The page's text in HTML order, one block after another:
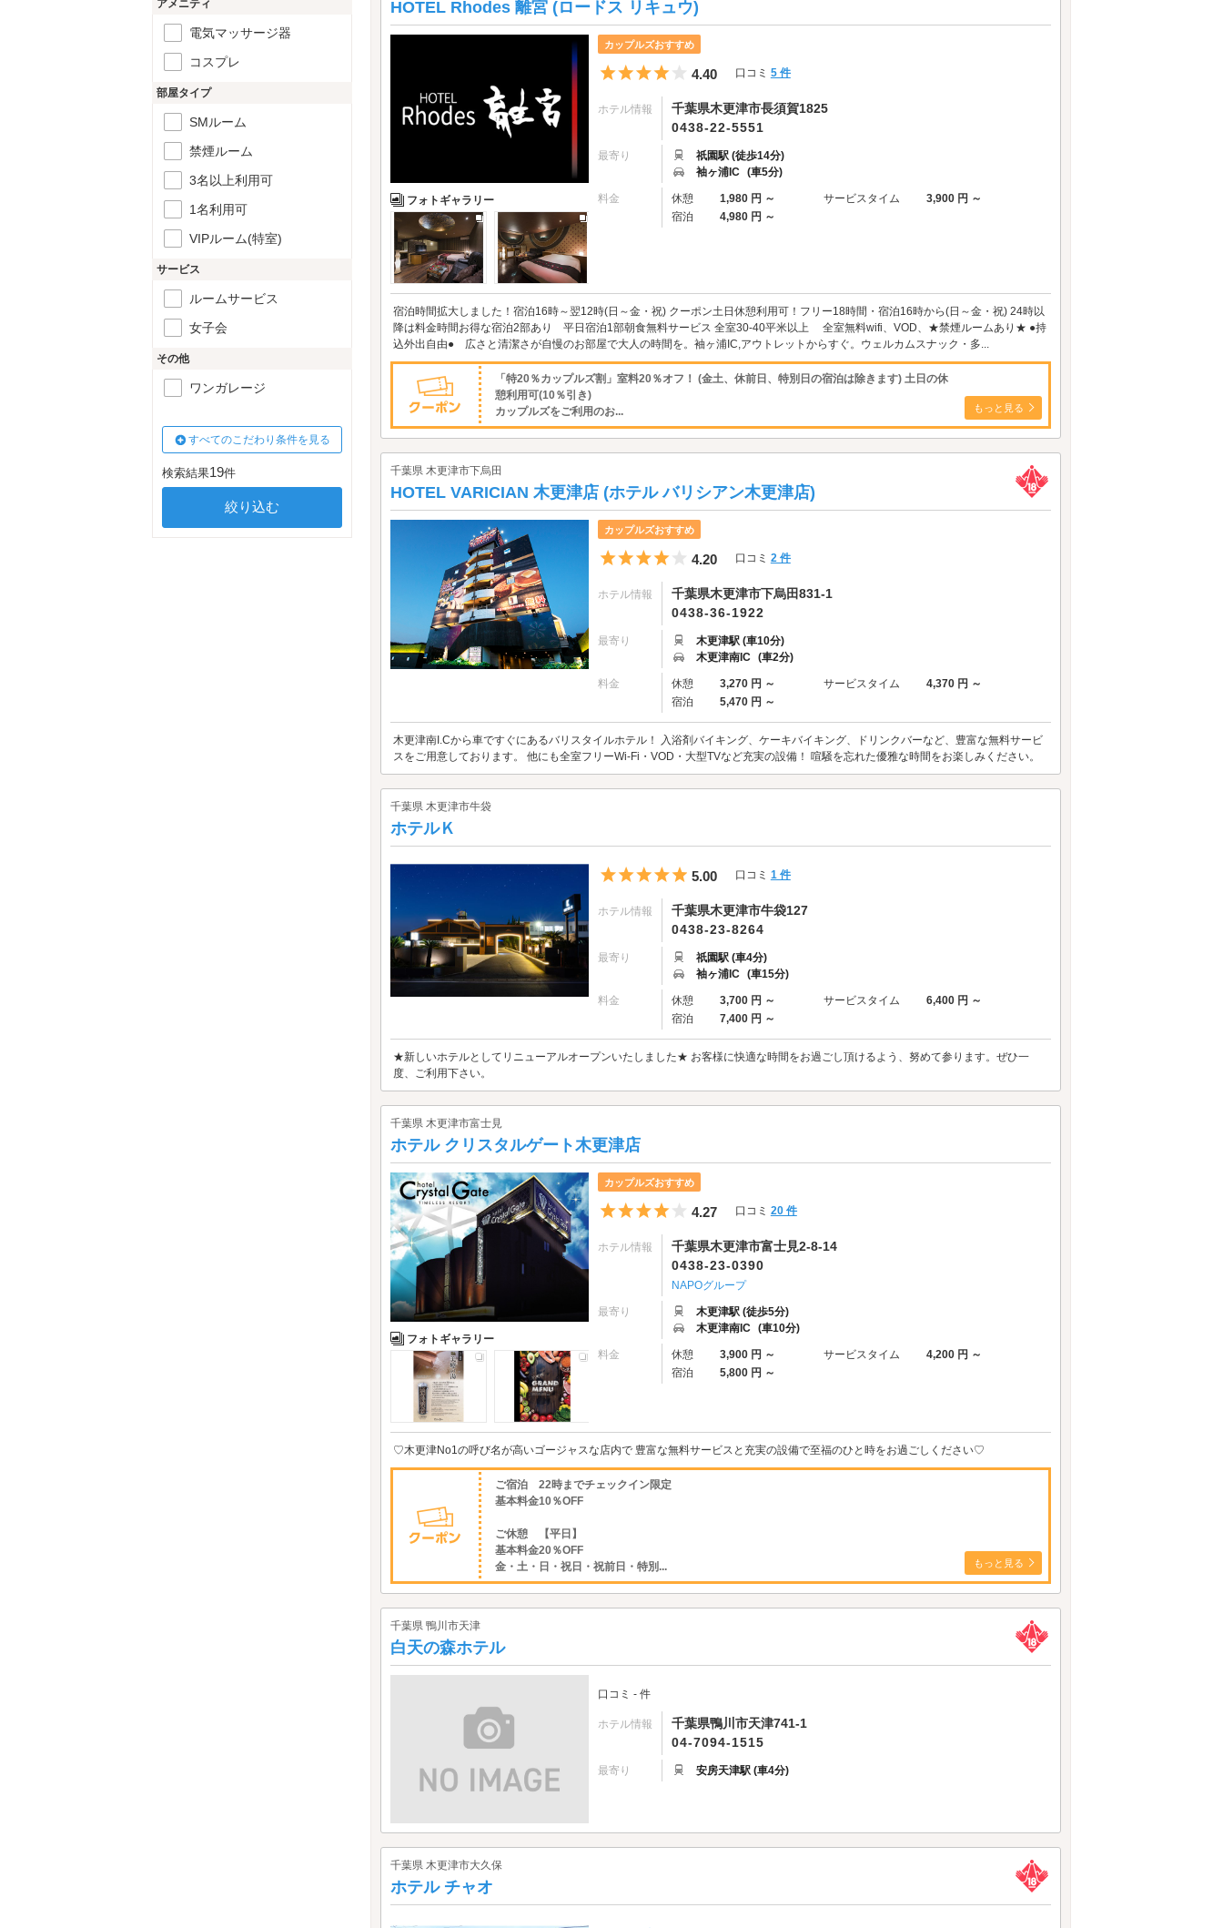
HOTEL Rhodes 離宮 (ロードス リキュウ)
フォトギャラリー
カップルズおすすめ
5つ星のうち4
4.40 口コミ 5 件
ホテル情報
千葉県木更津市長須賀1825
0438-22-5551
最寄り
祇園駅 (徒歩14分)
袖ヶ浦IC (車5分)
料金 休憩 1,980 円 ～ サービスタイム
3,900 円 ～
宿泊
4,980 円 ～
宿泊時間拡大しました！宿泊16時～翌12時(日～金・祝) クーポン土日休憩利用可！フリー18時間・宿泊16時から(日～金・祝) 24時以
降は料金時間お得な宿泊2部あり 平日宿泊1部朝食無料サービス 全室30-40平米以上 全室無料wifi、VOD、★禁煙ルームあり★ ●持
込外出自由● 広さと清潔さが自慢のお部屋で大人の時間を。袖ヶ浦IC,アウトレットからすぐ。ウェルカムスナック・多...
「特20％カップルズ割」室料20％オフ！ (金土、休前日、特別日の宿泊は除きます) 土日の休
憩利用可(10％引き)
カップルズをご利用のお...
もっと見る
千葉県 木更津市下烏田
HOTEL VARICIAN 木更津店 (ホテル バリシアン木更津店)
カップルズおすすめ
5つ星のうち4
4.20 口コミ 2 件
ホテル情報
千葉県木更津市下烏田831-1
0438-36-1922
最寄り
木更津駅 (車10分)
木更津南IC (車2分)
料金 休憩 3,270 円 ～ サービスタイム
4,370 円 ～
宿泊
5,470 円 ～
木更津南I.Cから車ですぐにあるバリスタイルホテル！ 入浴剤バイキング、ケーキバイキング、ドリンクバーなど、豊富な無料サービ
スをご用意しております。 他にも全室フリーWi-Fi・VOD・大型TVなど充実の設備！ 喧騒を忘れた優雅な時間をお楽しみください。
千葉県 木更津市牛袋
ホテルＫ
5つ星のうち5
5.00 口コミ 1 件
ホテル情報
千葉県木更津市牛袋127
0438-23-8264
最寄り
祇園駅 (車4分)
袖ヶ浦IC (車15分)
料金 休憩 3,700 円 ～ サービスタイム
6,400 円 ～
宿泊
7,400 円 ～
★新しいホテルとしてリニューアルオープンいたしました★ お客様に快適な時間をお過ごし頂けるよう、努めて参ります。ぜひ一
度、ご利用下さい。
千葉県 木更津市富士見
ホテル クリスタルゲート木更津店
フォトギャラリー
カップルズおすすめ
5つ星のうち4
4.27 口コミ 20 件
ホテル情報
千葉県木更津市富士見2-8-14
0438-23-0390
NAPOグループ
最寄り
木更津駅 (徒歩5分)
木更津南IC (車10分)
料金 休憩 3,900 円 ～ サービスタイム
4,200 円 ～
宿泊
5,800 円 ～
♡木更津No1の呼び名が高いゴージャスな店内で 豊富な無料サービスと充実の設備で至福のひと時をお過ごしください♡
ご宿泊 22時までチェックイン限定
基本料金10％OFF
ご休憩 【平日】
基本料金20％OFF
金・土・日・祝日・祝前日・特別...
もっと見る
千葉県 鴨川市天津
白天の森ホテル
口コミ - 件
ホテル情報
千葉県鴨川市天津741-1
04-7094-1515
最寄り 安房天津駅 (車4分)
千葉県 木更津市大久保
ホテル チャオ
アメニティ
電気マッサージ器
コスプレ
部屋タイプ
SMルーム
禁煙ルーム
3名以上利用可
1名利用可
VIPルーム(特室)
サービス
ルームサービス
女子会
その他
ワンガレージ
すべてのこだわり条件を見る
検索結果19件